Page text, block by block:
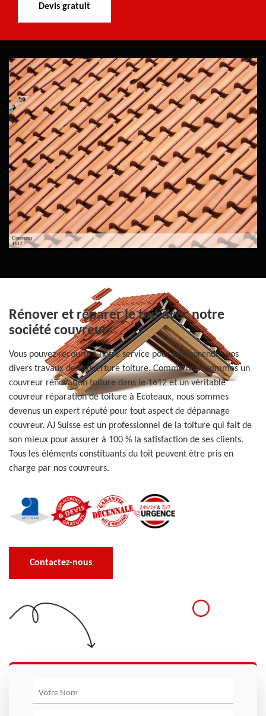
Devis gratuit
Rénover et réparer le toit avec notre
société couvreur
Vous pouvez recourir à notre service pour entreprendre vos
divers travaux de couverture toiture. Comme nous sommes un
couvreur rénovation toiture dans le 1612 et un véritable
couvreur réparation de toiture à Ecoteaux, nous sommes
devenus un expert réputé pour tout aspect de dépannage
couvreur. AJ Suisse est un professionnel de la toiture qui fait de
son mieux pour assurer à 100 % la satisfaction de ses clients.
Tous les éléments constituants du toit peuvent être pris en
charge par nos couvreurs.
Contactez-nous